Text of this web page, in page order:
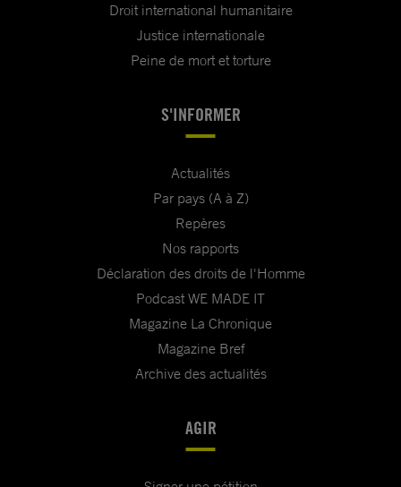
Droit international humanitaire
Justice internationale
Peine de mort et torture
S'INFORMER
Actualités
Par pays (A à Z)
Repères
Nos rapports
Déclaration des droits de l'Homme
Podcast WE MADE IT
Magazine La Chronique
Magazine Bref
Archive des actualités
AGIR